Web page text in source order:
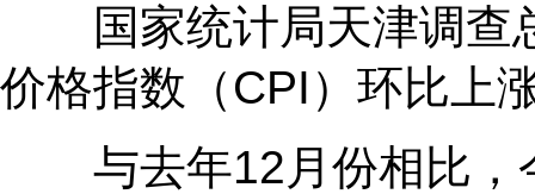
国家统计局天津调查
价格指数（CPI）环比上
与去年12月份相比，